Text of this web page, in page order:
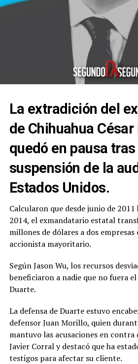
La extradición del
de Chihuahua
quedó en pausa
suspensión de la
Estados Unidos.
Calcularon que desde junio de
2014, el exmandatario estatal
millones de dólares a dos empresas
accionista mayoritario.
Según Jason Wu, los recursos
beneficiaron a nadie que no fuera
Duarte.
La defensa de Duarte estuvo
defensor Juan Morillo, quien
mantuvo las acusaciones en
Javier Corral y destacó que ha
testigos para afectar su cliente.